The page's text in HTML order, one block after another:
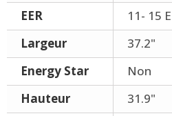
EER
11- 15
Largeur
37.2"
Energy Star
Non
Hauteur
31.9"